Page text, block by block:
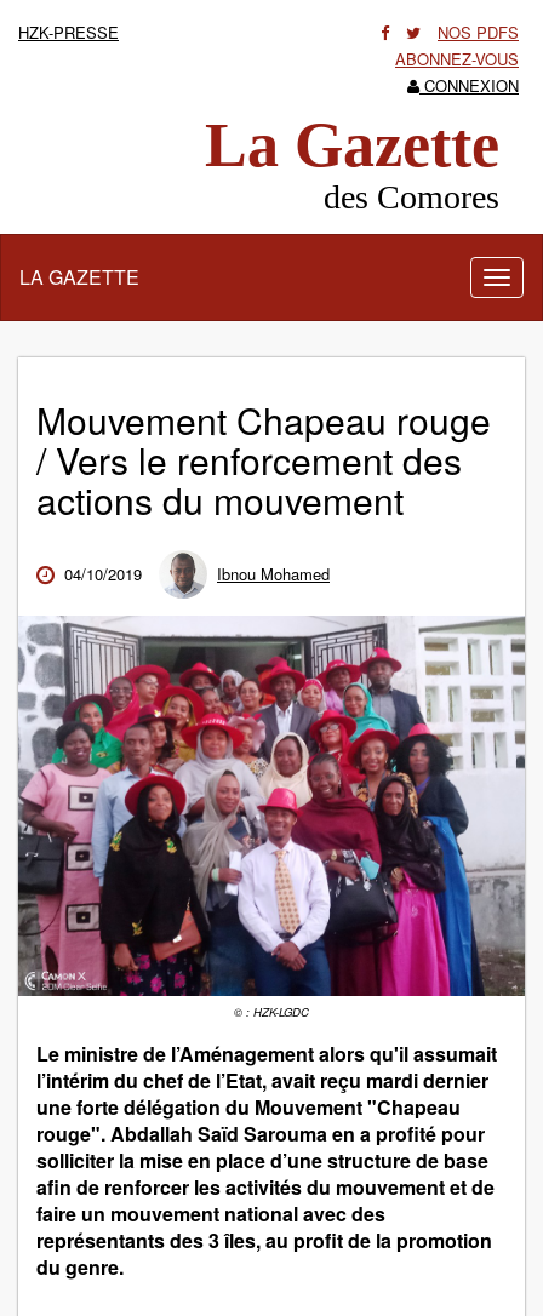
HZK-PRESSE
NOS PDFS
ABONNEZ-VOUS
CONNEXION
La Gazette
des Comores
la
LA GAZETTE
Mouvement Chapeau rouge
/ Vers le renforcement des
actions du mouvement
04/10/2019 Ibnou Mohamed
© : HZK-LGDC
Le ministre de l’Aménagement alors qu'il assumait
l’intérim du chef de l’Etat, avait reçu mardi dernier
une forte délégation du Mouvement "Chapeau
rouge". Abdallah Saïd Sarouma en a profité pour
solliciter la mise en place d’une structure de base
afin de renforcer les activités du mouvement et de
faire un mouvement national avec des
représentants des 3 îles, au profit de la promotion
du genre.